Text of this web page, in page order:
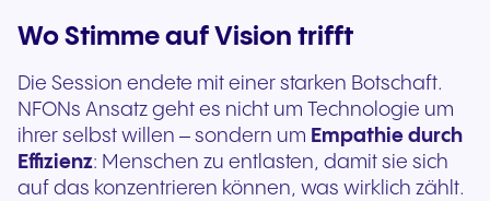
Wo Stimme auf Vision trifft
Die Session endete mit einer starken Botschaft.
NFONs Ansatz geht es nicht um Technologie um
ihrer selbst willen – sondern um Empathie durch
Effizienz: Menschen zu entlasten, damit sie sich
auf das konzentrieren können, was wirklich zählt.